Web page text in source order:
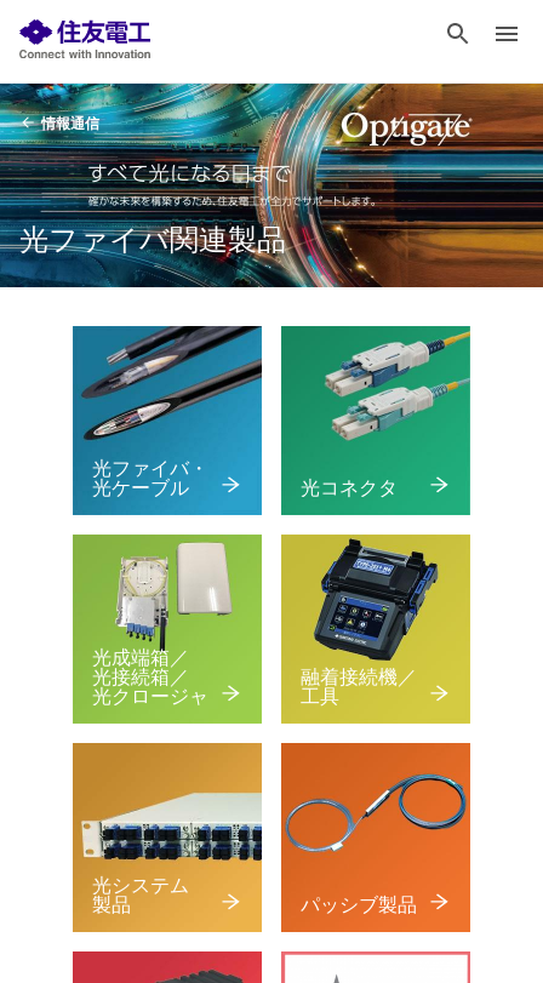
情報通信
光ファイバ関連製品
光ファイバ・
光ケーブル
光コネクタ
光成端箱／
光接続箱／
光クロージャ
融着接続機／
工具
光システム
製品
パッシブ製品